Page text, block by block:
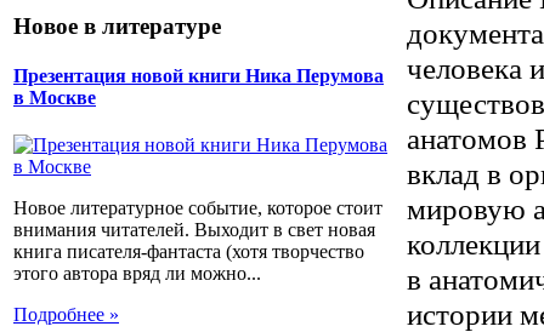
Новое в литературе
Презентация новой книги Ника Перумова
в Москве
Новое литературное событие, которое стоит
внимания читателей. Выходит в свет новая
книга писателя-фантаста (хотя творчество
этого автора вряд ли можно...
Подробнее »
человека
анатомов
вклад в
мировую
в
истории